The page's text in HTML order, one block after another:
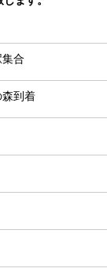
合
森到着